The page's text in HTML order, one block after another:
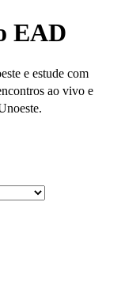
EAD
e estude com
ao vivo e